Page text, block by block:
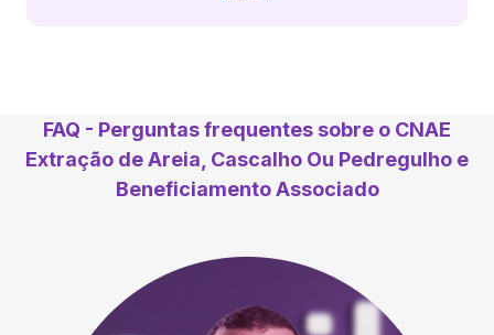
FAQ - Perguntas frequentes sobre o CNAE
Extração de Areia, Cascalho Ou Pedregulho e
Beneficiamento Associado